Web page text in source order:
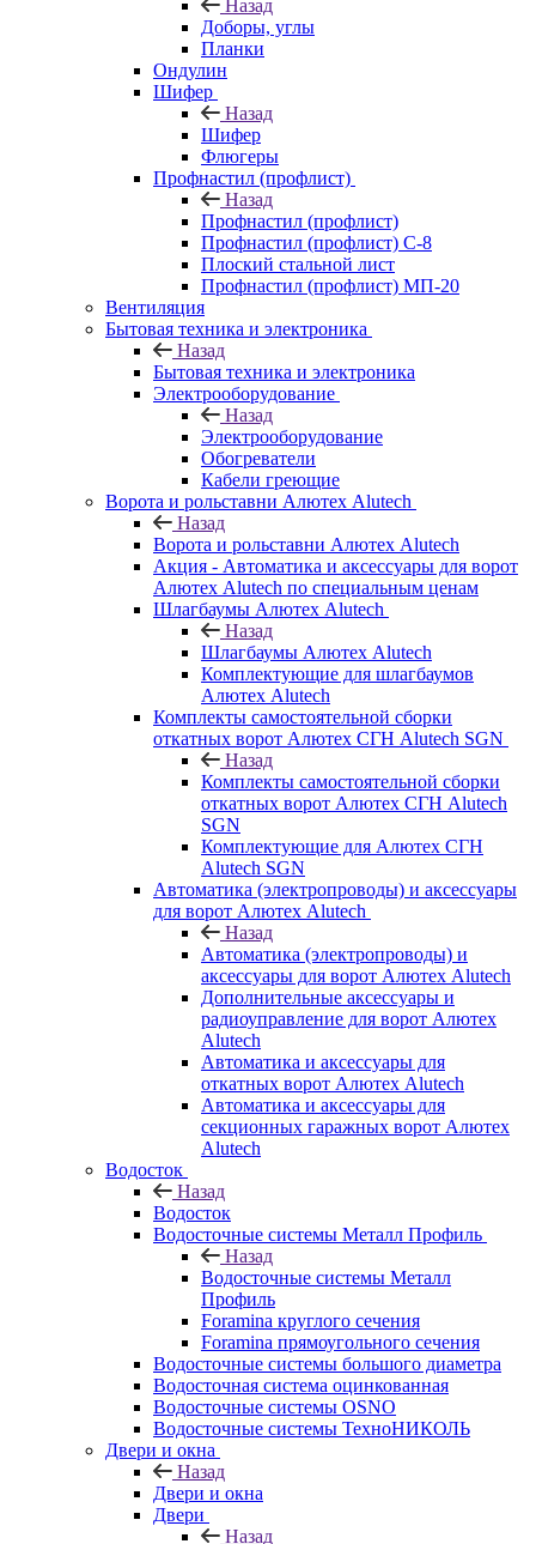
Назад
Доборы, углы
Планки
Ондулин
Шифер
Назад
Шифер
Флюгеры
Профнастил (профлист)
Назад
Профнастил (профлист)
Профнастил (профлист) С-8
Плоский стальной лист
Профнастил (профлист) МП-20
Вентиляция
Бытовая техника и электроника
Назад
Бытовая техника и электроника
Электрооборудование
Назад
Электрооборудование
Обогреватели
Кабели греющие
Ворота и рольставни Алютех Alutech
Назад
Ворота и рольставни Алютех Alutech
Акция - Автоматика и аксессуары для ворот
Алютех Alutech по специальным ценам
Шлагбаумы Алютех Alutech
Назад
Шлагбаумы Алютех Alutech
Комплектующие для шлагбаумов
Алютех Alutech
Комплекты самостоятельной сборки
откатных ворот Алютех СГН Alutech SGN
Назад
Комплекты самостоятельной сборки
откатных ворот Алютех СГН Alutech
SGN
Комплектующие для Алютех СГН
Alutech SGN
Автоматика (электропроводы) и аксессуары
для ворот Алютех Alutech
Назад
Автоматика (электропроводы) и
аксессуары для ворот Алютех Alutech
Дополнительные аксессуары и
радиоуправление для ворот Алютех
Alutech
Автоматика и аксессуары для
откатных ворот Алютех Alutech
Автоматика и аксессуары для
секционных гаражных ворот Алютех
Alutech
Водосток
Назад
Водосток
Водосточные системы Металл Профиль
Назад
Водосточные системы Металл
Профиль
Foramina круглого сечения
Foramina прямоугольного сечения
Водосточные системы большого диаметра
Водосточная система оцинкованная
Водосточные системы OSNO
Водосточные системы ТехноНИКОЛЬ
Двери и окна
Назад
Двери и окна
Двери
Назад